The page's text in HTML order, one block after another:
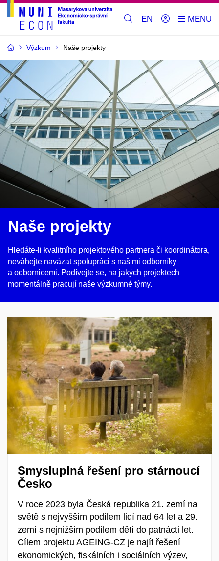
EN
Výzkum Naše projekty
Naše projekty
Hledáte-li kvalitního projektového partnera či koordinátora,
neváhejte navázat spolupráci s našimi odborníky
a odbornicemi. Podívejte se, na jakých projektech
momentálně pracují naše výzkumné týmy.
Smysluplná řešení pro stárnoucí
Česko
V roce 2023 byla Česká republika 21. zemí na
světě s nejvyšším podílem lidí nad 64 let a 29.
zemí s nejnižším podílem dětí do patnácti let.
Cílem projektu AGEING-CZ je najít řešení
ekonomických, fiskálních i sociálních výzev,